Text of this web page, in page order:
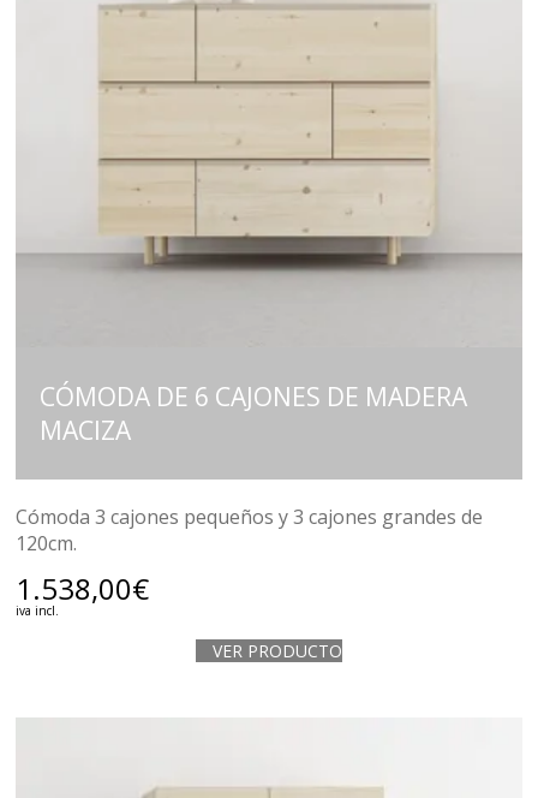
CÓMODA DE 6 CAJONES DE MADERA
MACIZA
Cómoda 3 cajones pequeños y 3 cajones grandes de
120cm.
1.538,00€
iva incl.
VER PRODUCTO